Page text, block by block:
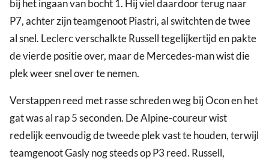
bij het ingaan van bocht 1. Hij viel daardoor terug naar
P7, achter zijn teamgenoot Piastri, al switchten de twee
al snel. Leclerc verschalkte Russell tegelijkertijd en pakte
de vierde positie over, maar de Mercedes-man wist die
plek weer snel over te nemen.
Verstappen reed met rasse schreden weg bij Ocon en het
gat was al rap 5 seconden. De Alpine-coureur wist
redelijk eenvoudig de tweede plek vast te houden, terwijl
teamgenoot Gasly nog steeds op P3 reed. Russell,